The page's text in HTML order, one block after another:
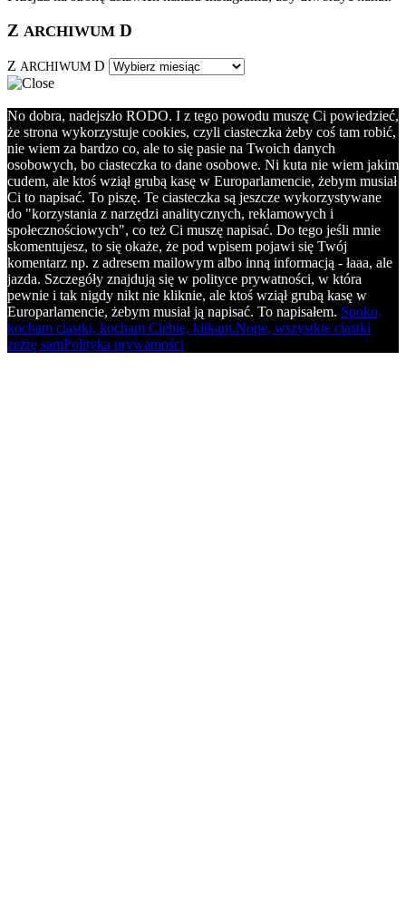
Z ARCHIWUM D
Z ARCHIWUM D
No dobra, nadejszło RODO. I z tego powodu muszę Ci powiedzieć,
że strona wykorzystuje cookies, czyli ciasteczka żeby coś tam robić,
nie wiem za bardzo co, ale to się pasie na Twoich danych
osobowych, bo ciasteczka to dane osobowe. Ni kuta nie wiem jakim
cudem, ale ktoś wziął grubą kasę w Europarlamencie, żebym musiał
Ci to napisać. To piszę. Te ciasteczka są jeszcze wykorzystywane
do "korzystania z narzędzi analitycznych, reklamowych i
społecznościowych", co też Ci muszę napisać. Do tego jeśli mnie
skomentujesz, to się okaże, że pod wpisem pojawi się Twój
komentarz np. z adresem mailowym albo inną informacją - łaaa, ale
jazda. Szczegóły znajdują się w polityce prywatności, w która
pewnie i tak nigdy nikt nie kliknie, ale ktoś wziął grubą kasę w
Europarlamencie, żebym musiał ją napisać. To napisałem. Spoko,
kocham ciastki, kocham Ciebie, klikam.Nope, wszystkie ciastki
zeżrę samPolityka prywatności